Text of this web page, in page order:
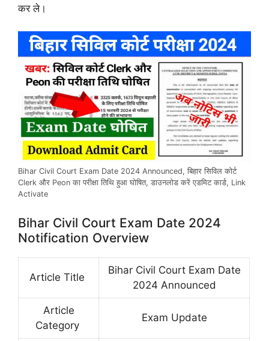
कर ले।
Bihar Civil Court Exam Date 2024 Announced, बिहार सिविल कोर्ट
Clerk और Peon का परीक्षा तिथि हुआ घोषित, डाउनलोड करें एडमिट कार्ड, Link
Activate
Bihar Civil Court Exam Date 2024
Notification Overview
Article Title
Bihar Civil Court Exam Date
2024 Announced
Article
Category
Exam Update